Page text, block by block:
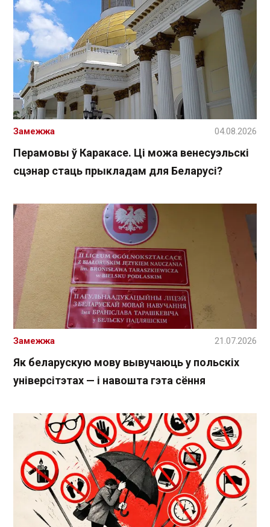
Перамовы ў Каракасе. Ці можа венесуэльскі
сцэнар стаць прыкладам для Беларусі?
Замежжа 04.08.2026
Як беларускую мову вывучаюць у польскіх
універсітэтах — і навошта гэта сёння
Замежжа 21.07.2026